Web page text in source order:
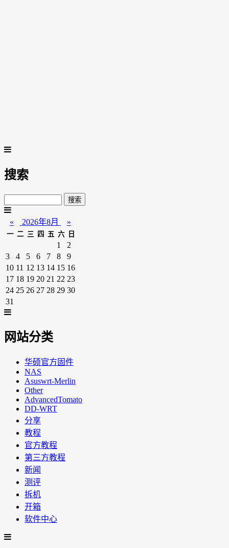
搜索
« 2026年8月 »
一 二 三 四 五 六 日
1
2
3
4 5 6 7 8
9
10 11 12 13 14 15 16
17 18 19 20 21 22 23
24 25 26 27 28 29 30
31
网站分类
华硕官方固件
NAS
Asuswrt-Merlin
Other
AdvancedTomato
DD-WRT
分享
教程
官方教程
第三方教程
新闻
测评
拆机
开箱
软件中心